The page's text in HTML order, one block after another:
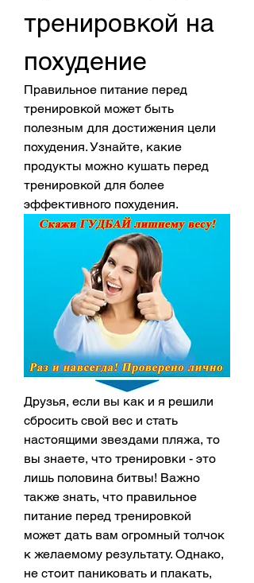
тренировкой на
похудение
Правильное питание перед
тренировкой может быть
полезным для достижения цели
похудения. Узнайте, какие
продукты можно кушать перед
тренировкой для более
эффективного похудения.
Друзья, если вы как и я решили
сбросить свой вес и стать
настоящими звездами пляжа, то
вы знаете, что тренировки - это
лишь половина битвы! Важно
также знать, что правильное
питание перед тренировкой
может дать вам огромный толчок
к желаемому результату. Однако,
не стоит паниковать и плакать,